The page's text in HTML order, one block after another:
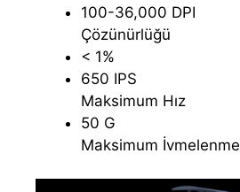
100-36,000 DPI
Çözünürlüğü
< 1%
650 IPS
Maksimum Hız
50 G
Maksimum İvmelenme